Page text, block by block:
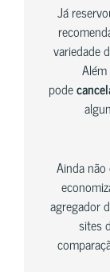
Já
variedade
pode
Ainda
agregador
sites